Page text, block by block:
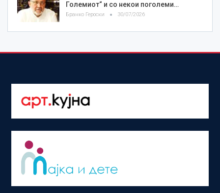
Големиот“ и со некои поголеми…
Бранко Героски 30/07/2026